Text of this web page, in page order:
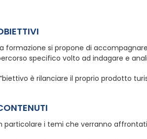
formazione si propone di
specifico volto ad indagare e
è rilanciare il proprio prodotto
particolare i temi che verranno